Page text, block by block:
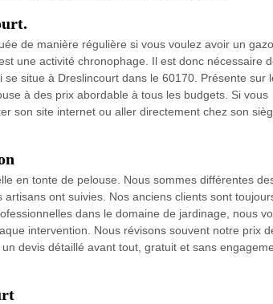
de manière régulière si vous voulez avoir un
une activité chronophage. Il est donc nécessaire
situe à Dreslincourt dans le 60170. Présente sur
à des prix abordable à tous les budgets. Si vous
son site internet ou aller directement chez son
en tonte de pelouse. Nous sommes différentes
ont suivies. Nos anciens clients sont
dans le domaine de jardinage, nous
intervention. Nous révisons souvent notre prix
devis détaillé avant tout, gratuit et sans